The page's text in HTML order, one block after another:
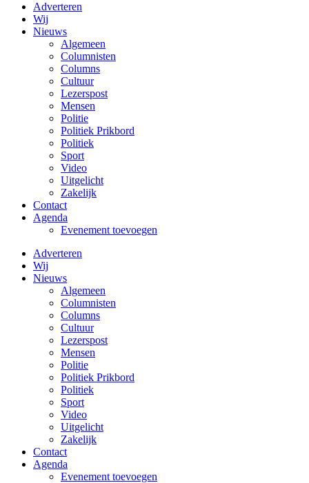
Adverteren
Wij
Nieuws
Algemeen
Columnisten
Columns
Cultuur
Lezerspost
Mensen
Politie
Politiek Prikbord
Politiek
Sport
Video
Uitgelicht
Zakelijk
Contact
Agenda
Evenement toevoegen
Adverteren
Wij
Nieuws
Algemeen
Columnisten
Columns
Cultuur
Lezerspost
Mensen
Politie
Politiek Prikbord
Politiek
Sport
Video
Uitgelicht
Zakelijk
Contact
Agenda
Evenement toevoegen